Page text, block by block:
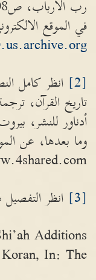
في الموقع
[2]
انظر كامل
تاريخ القرآن،
وما بعدها، عن
[3]
انظر
Additions
In: The